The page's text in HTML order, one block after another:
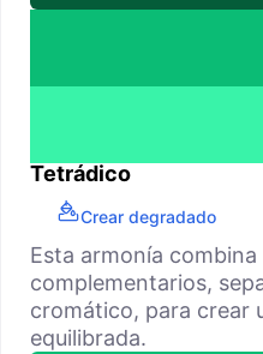
Tetrádico
Crear degradado
Esta armonía
complementarios,
cromático, para crear
equilibrada.